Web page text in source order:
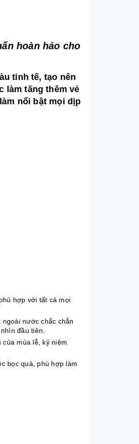
hoàn hảo cho
tinh tế, tạo nên
làm tăng thêm vẻ
nổi bật mọi dịp
hợp với tất cả mọi
nước chắc chắn
đầu tiên.
mùa lễ, kỷ niệm
bọc quà, phù hợp làm